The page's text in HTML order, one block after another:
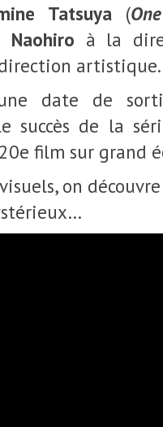
Tatsuya (
Naohiro à la
artistique.
date de
succès de la
film sur grand
on